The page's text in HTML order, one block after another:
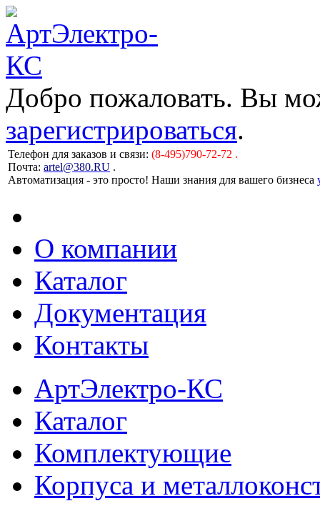
Добро пожаловать. Вы
зарегистрироваться.
Телефон для заказов и связи: (8-495)790-72-72 .
Почта: artel@380.RU .
Автоматизация - это просто! Наши знания для вашего бизнеса
О компании
Каталог
Документация
Контакты
АртЭлектро-КС
Каталог
Комплектующие
Корпуса и